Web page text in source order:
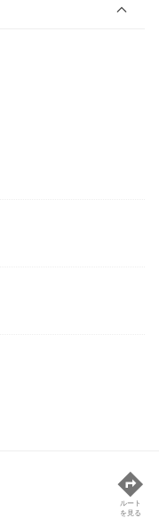
ルート
を見る